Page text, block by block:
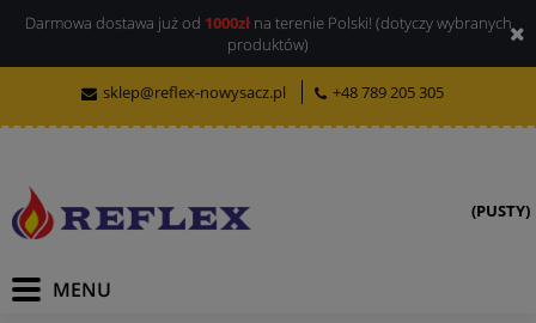
Darmowa dostawa już od 1000złna terenie Polski! (dotyczy wybranych
produktów)
sklep@reflex-nowysacz.pl +48 789 205 305
(PUSTY)